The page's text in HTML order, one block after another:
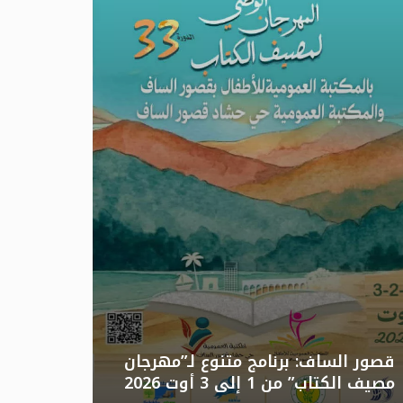
قصور الساف: برنامج متنوع لـ”مهرجان
مصيف الكتاب” من 1 إلى 3 أوت 2026